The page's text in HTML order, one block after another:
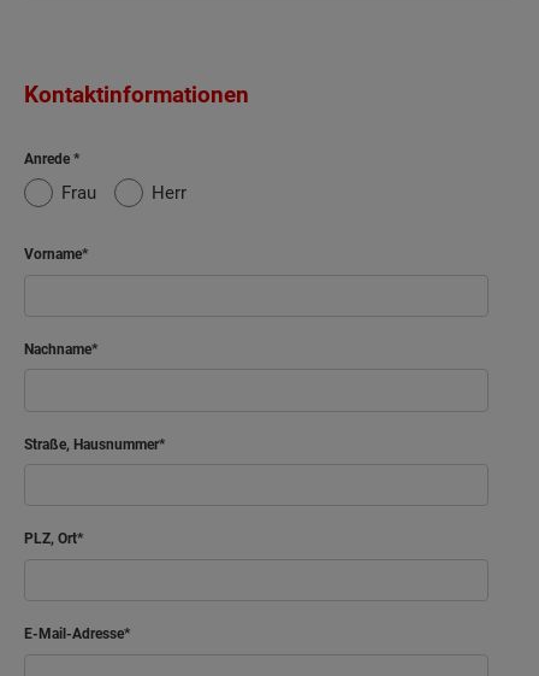
Kontaktinformationen
Anrede
Frau Herr
Vorname
Nachname
Straße, Hausnummer
PLZ, Ort
E-Mail-Adresse